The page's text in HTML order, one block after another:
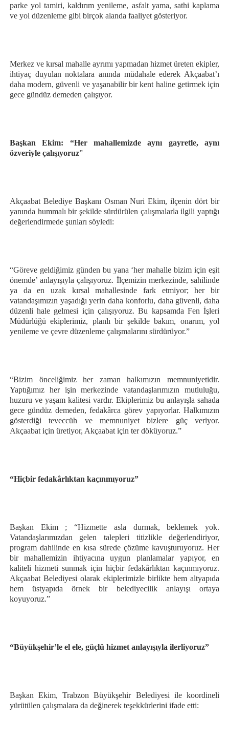
parke yol tamiri, kaldırım yenileme, asfalt yama, sathi kaplama
ve yol düzenleme gibi birçok alanda faaliyet gösteriyor.
Merkez ve kırsal mahalle ayrımı yapmadan hizmet üreten ekipler,
ihtiyaç duyulan noktalara anında müdahale ederek Akçaabat’ı
daha modern, güvenli ve yaşanabilir bir kent haline getirmek için
gece gündüz demeden çalışıyor.
Başkan Ekim: “Her mahallemizde aynı gayretle, aynı
özveriyle çalışıyoruz”
Akçaabat Belediye Başkanı Osman Nuri Ekim, ilçenin dört bir
yanında hummalı bir şekilde sürdürülen çalışmalarla ilgili yaptığı
değerlendirmede şunları söyledi:
“Göreve geldiğimiz günden bu yana ‘her mahalle bizim için eşit
önemde’ anlayışıyla çalışıyoruz. İlçemizin merkezinde, sahilinde
ya da en uzak kırsal mahallesinde fark etmiyor; her bir
vatandaşımızın yaşadığı yerin daha konforlu, daha güvenli, daha
düzenli hale gelmesi için çalışıyoruz. Bu kapsamda Fen İşleri
Müdürlüğü ekiplerimiz, planlı bir şekilde bakım, onarım, yol
yenileme ve çevre düzenleme çalışmalarını sürdürüyor.”
“Bizim önceliğimiz her zaman halkımızın memnuniyetidir.
Yaptığımız her işin merkezinde vatandaşlarımızın mutluluğu,
huzuru ve yaşam kalitesi vardır. Ekiplerimiz bu anlayışla sahada
gece gündüz demeden, fedakârca görev yapıyorlar. Halkımızın
gösterdiği teveccüh ve memnuniyet bizlere güç veriyor.
Akçaabat için üretiyor, Akçaabat için ter döküyoruz.”
“Hiçbir fedakârlıktan kaçınmıyoruz”
Başkan Ekim ; “Hizmette asla durmak, beklemek yok.
Vatandaşlarımızdan gelen talepleri titizlikle değerlendiriyor,
program dahilinde en kısa sürede çözüme kavuşturuyoruz. Her
bir mahallemizin ihtiyacına uygun planlamalar yapıyor, en
kaliteli hizmeti sunmak için hiçbir fedakârlıktan kaçınmıyoruz.
Akçaabat Belediyesi olarak ekiplerimizle birlikte hem altyapıda
hem üstyapıda örnek bir belediyecilik anlayışı ortaya
koyuyoruz.”
“Büyükşehir’le el ele, güçlü hizmet anlayışıyla ilerliyoruz”
Başkan Ekim, Trabzon Büyükşehir Belediyesi ile koordineli
yürütülen çalışmalara da değinerek teşekkürlerini ifade etti: